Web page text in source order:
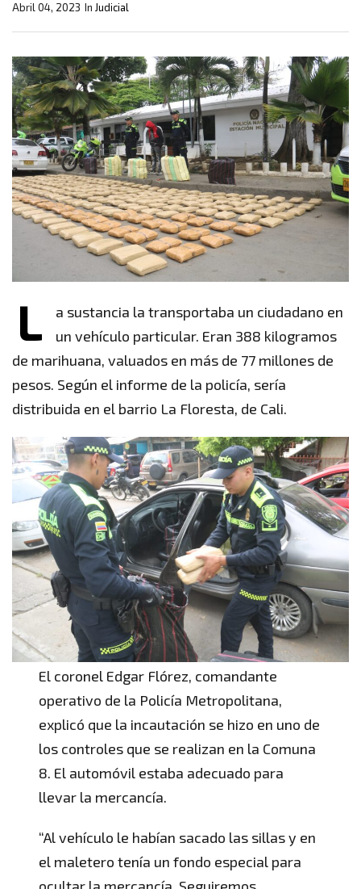
In Judicial
Abril 04, 2023
L
a sustancia la transportaba un ciudadano en
un vehículo particular. Eran 388 kilogramos
de marihuana, valuados en más de 77 millones de
pesos. Según el informe de la policía, sería
distribuida en el barrio La Floresta, de Cali.
El coronel Edgar Flórez, comandante
operativo de la Policía Metropolitana,
explicó que la incautación se hizo en uno de
los controles que se realizan en la Comuna
8. El automóvil estaba adecuado para
llevar la mercancía.
“Al vehículo le habían sacado las sillas y en
el maletero tenía un fondo especial para